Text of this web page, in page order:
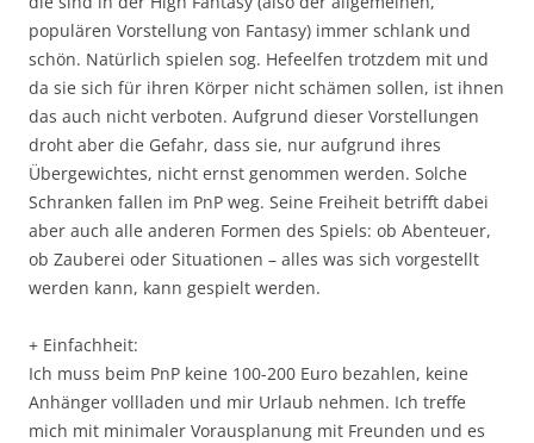
populären Vorstellung von Fantasy) immer schlank und
schön. Natürlich spielen sog. Hefeelfen trotzdem mit und
da sie sich für ihren Körper nicht schämen sollen, ist ihnen
das auch nicht verboten. Aufgrund dieser Vorstellungen
droht aber die Gefahr, dass sie, nur aufgrund ihres
Übergewichtes, nicht ernst genommen werden. Solche
Schranken fallen im PnP weg. Seine Freiheit betrifft dabei
aber auch alle anderen Formen des Spiels: ob Abenteuer,
ob Zauberei oder Situationen – alles was sich vorgestellt
werden kann, kann gespielt werden.
+ Einfachheit:
Ich muss beim PnP keine 100-200 Euro bezahlen, keine
Anhänger vollladen und mir Urlaub nehmen. Ich treffe
mich mit minimaler Vorausplanung mit Freunden und es